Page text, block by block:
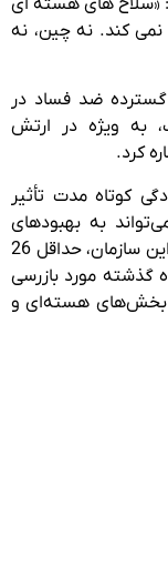
کند. نه چین، نه
ضد فساد در
به ویژه در ارتش
کرد.
کوتاه مدت تأثیر
به بهبودهای
بلندمدت در ارتش چین منجر شود. به گفته این سازمان، حداقل 26
در شرکت‌های تسلیحاتی در 18 ماه گذشته مورد بازرسی
به بخش‌های هسته‌ای و